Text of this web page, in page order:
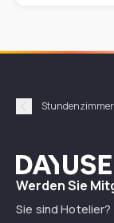
Précédent
Stundenzimmer
Dayuse
Werden Sie
Sie sind